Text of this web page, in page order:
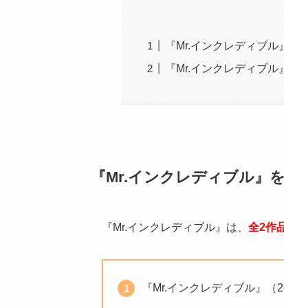
『Mr.インクレディブル
『Mr.インクレディブ
『Mr.インクレディブル』
『Mr.インクレディブル』は、 全2作
『Mr.インクレディブル』（